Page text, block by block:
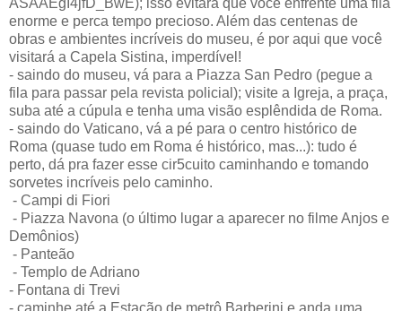
enorme e perca tempo precioso. Além das centenas de
obras e ambientes incríveis do museu, é por aqui que você
visitará a Capela Sistina, imperdível!
- saindo do museu, vá para a Piazza San Pedro (pegue a
fila para passar pela revista policial); visite a Igreja, a praça,
suba até a cúpula e tenha uma visão esplêndida de Roma.
- saindo do Vaticano, vá a pé para o centro histórico de
Roma (quase tudo em Roma é histórico, mas...): tudo é
perto, dá pra fazer esse cir5cuito caminhando e tomando
sorvetes incríveis pelo caminho.
- Campi di Fiori
- Piazza Navona (o último lugar a aparecer no filme Anjos e
Demônios)
- Panteão
- Templo de Adriano
- Fontana di Trevi
- caminhe até a Estação de metrô Barberini e anda uma